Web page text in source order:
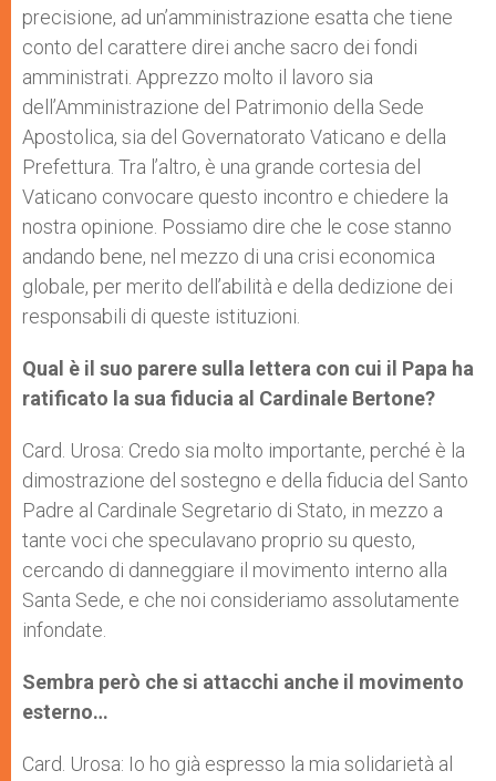
precisione, ad un’amministrazione esatta che tiene
conto del carattere direi anche sacro dei fondi
amministrati. Apprezzo molto il lavoro sia
dell’Amministrazione del Patrimonio della Sede
Apostolica, sia del Governatorato Vaticano e della
Prefettura. Tra l’altro, è una grande cortesia del
Vaticano convocare questo incontro e chiedere la
nostra opinione. Possiamo dire che le cose stanno
andando bene, nel mezzo di una crisi economica
globale, per merito dell’abilità e della dedizione dei
responsabili di queste istituzioni.
Qual è il suo parere sulla lettera con cui il Papa ha
ratificato la sua fiducia al Cardinale Bertone?
Card. Urosa: Credo sia molto importante, perché è la
dimostrazione del sostegno e della fiducia del Santo
Padre al Cardinale Segretario di Stato, in mezzo a
tante voci che speculavano proprio su questo,
cercando di danneggiare il movimento interno alla
Santa Sede, e che noi consideriamo assolutamente
infondate.
Sembra però che si attacchi anche il movimento
esterno…
Card. Urosa: Io ho già espresso la mia solidarietà al